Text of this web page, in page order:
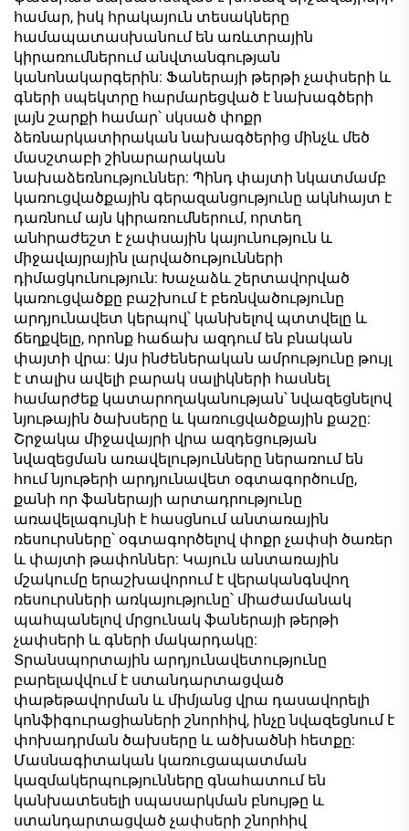
համար, իսկ հրակայուն տեսակները
համապատասխանում են առևտրային
կիրառումներում անվտանգության
կանոնակարգերին: Ֆաներայի թերթի չափսերի և
գների սպեկտրը հարմարեցված է նախագծերի
լայն շարքի համար՝ սկսած փոքր
ձեռնարկատիրական նախագծերից մինչև մեծ
մասշտաբի շինարարական
նախաձեռնություններ: Պինդ փայտի նկատմամբ
կառուցվածքային գերազանցությունը ակնհայտ է
դառնում այն կիրառումներում, որտեղ
անհրաժեշտ է չափսային կայունություն և
միջավայրային լարվածությունների
դիմացկունություն: Խաչաձև շերտավորված
կառուցվածքը բաշխում է բեռնվածությունը
արդյունավետ կերպով՝ կանխելով պտտվելը և
ճեղքվելը, որոնք հաճախ ազդում են բնական
փայտի վրա: Այս ինժեներական ամրությունը թույլ
է տալիս ավելի բարակ սալիկների հասնել
համարժեք կատարողականության՝ նվազեցնելով
նյութային ծախսերը և կառուցվածքային քաշը:
Շրջակա միջավայրի վրա ազդեցության
նվազեցման առավելությունները ներառում են
հում նյութերի արդյունավետ օգտագործումը,
քանի որ ֆաներայի արտադրությունը
առավելագույնի է հասցնում անտառային
ռեսուրսները՝ օգտագործելով փոքր չափսի ծառեր
և փայտի թափոններ: Կայուն անտառային
մշակումը երաշխավորում է վերականգնվող
ռեսուրսների առկայությունը՝ միաժամանակ
պահպանելով մրցունակ ֆաներայի թերթի
չափսերի և գների մակարդակը:
Տրանսպորտային արդյունավետությունը
բարելավվում է ստանդարտացված
փաթեթավորման և միմյանց վրա դասավորելի
կոնֆիգուրացիաների շնորհիվ, ինչը նվազեցնում է
փոխադրման ծախսերը և ածխածնի հետքը:
Մասնագիտական կառուցապատման
կազմակերպությունները գնահատում են
կանխատեսելի սպասարկման բնույթը և
ստանդարտացված չափսերի շնորհիվ